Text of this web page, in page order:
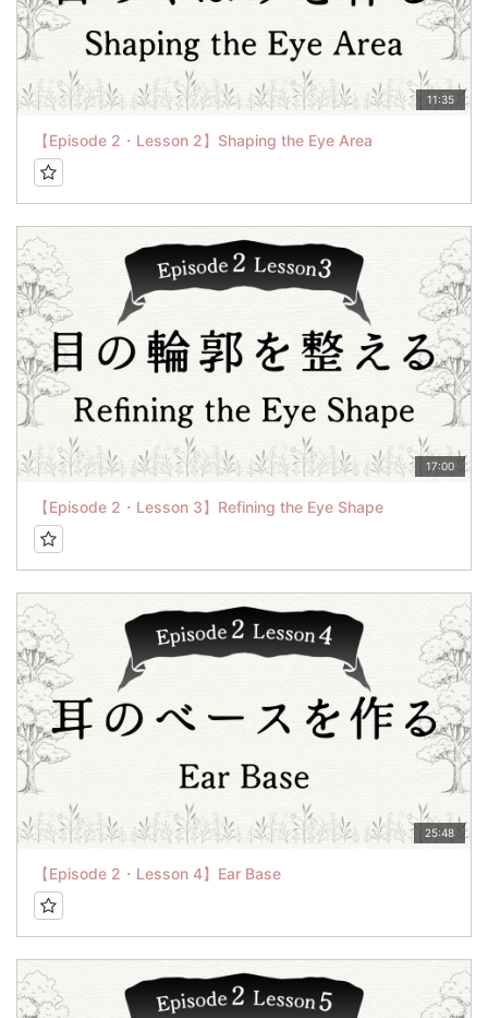
11:35
【Episode 2・Lesson 2】Shaping the Eye Area
17:00
【Episode 2・Lesson 3】Refining the Eye Shape
25:48
【Episode 2・Lesson 4】Ear Base